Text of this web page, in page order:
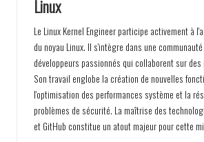
Linux
Le Linux Kernel Engineer participe activement à
du noyau Linux. Il s'intègre dans une
développeurs passionnés qui collaborent sur
Son travail englobe la création de nouvelles
l'optimisation des performances système et la
problèmes de sécurité. La maîtrise des
et GitHub constitue un atout majeur pour cette